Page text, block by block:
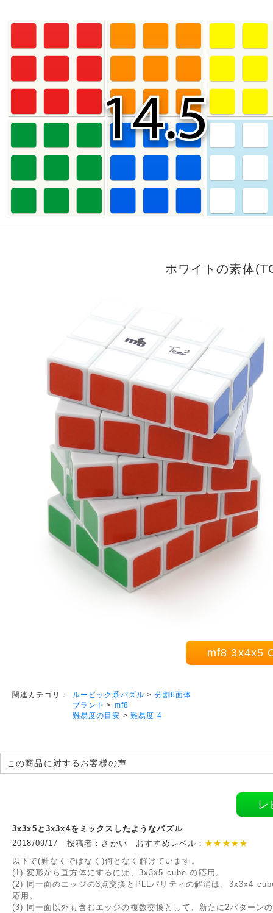
ホワイトの素体
mf8 3x4x5
関連カテゴリ： ルービック系パズル > 分割6面体
ブランド > mf8
難易度の目安 >難易度 4
この商品に対するお客様の声
レ
3x3x5と3x3x4をミックスしたようなパズル
2018/09/17 投稿者：さかい おすすめレベル： ★★★★★
以下で(難なくではなく)何となく解けています。
(1) 変形から直方体にするには、3x3x5 cube の応用。
(2) 同一面のエッジの3点交換とPLLパリティの解消は、3x3x4
応用。
(3) 同一面以外も含むエッジの複数交換として、新たに2パターン